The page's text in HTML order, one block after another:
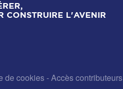
CONSTRUIRE L'AVENIR
de cookies-Accès contributeurs